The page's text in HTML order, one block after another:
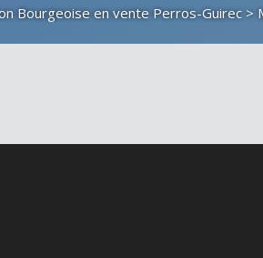
Bourgeoise en vente Perros-Guirec >